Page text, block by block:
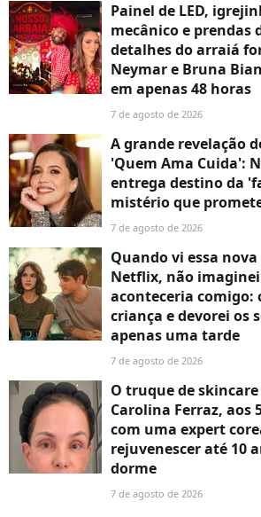
Painel de LED,
mecânico e prendas
detalhes do arraiá
Neymar e Bruna
em apenas 48 horas
7 de agosto de 2026
A grande revelação
'Quem Ama Cuida':
entrega destino da
mistério que
7 de agosto de 2026
Quando vi essa
Netflix, não
aconteceria comigo:
criança e devorei os
apenas uma tarde
7 de agosto de 2026
O truque de
Carolina Ferraz, aos
com uma expert
rejuvenescer até 10
dorme
7 de agosto de 2026